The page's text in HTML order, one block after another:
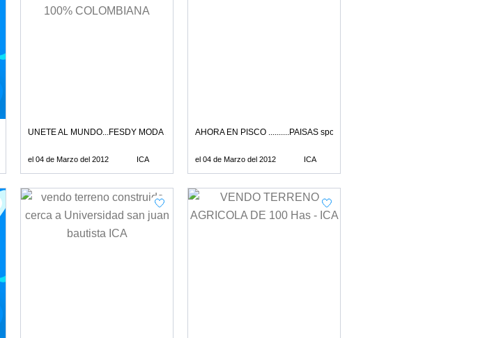
Y TECHOS A NIVEL NACIONAL
UNETE AL MUNDO...FESDY MODA 100% COLOMBIANA
el 04 de Marzo del 2012 ICA
AHORA EN PISCO ..........PAISAS sport
el 04 de Marzo del 2012 ICA